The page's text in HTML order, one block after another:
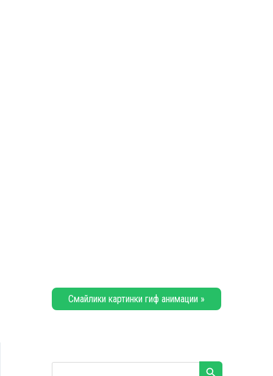
Смайлики картинки гиф анимации »